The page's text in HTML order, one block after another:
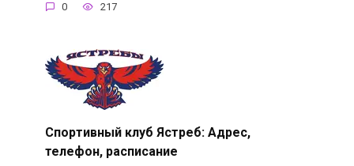
0 217
Спортивный клуб Ястреб: Адрес,
телефон, расписание